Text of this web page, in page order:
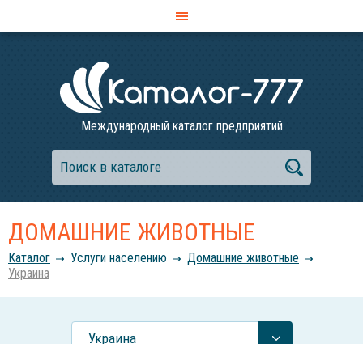
Международный каталог предприятий
ДОМАШНИЕ ЖИВОТНЫЕ
Каталог Услуги населению
Домашние животные
Украина
Украина